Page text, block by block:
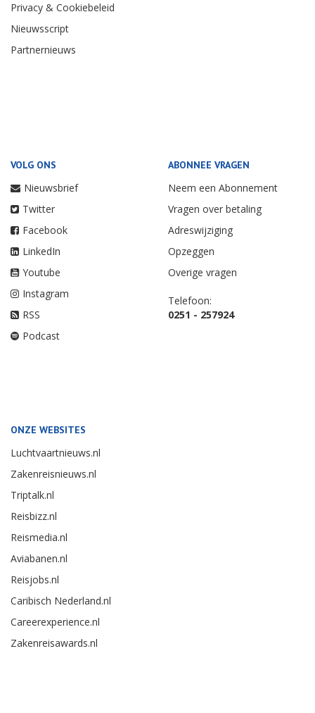
Privacy & Cookiebeleid
Nieuwsscript
Partnernieuws
VOLG ONS
Nieuwsbrief
Twitter
Facebook
LinkedIn
Youtube
Instagram
RSS
Podcast
ABONNEE VRAGEN
Neem een Abonnement
Vragen over betaling
Adreswijziging
Opzeggen
Overige vragen
Telefoon:
0251 - 257924
ONZE WEBSITES
Luchtvaartnieuws.nl
Zakenreisnieuws.nl
Triptalk.nl
Reisbizz.nl
Reismedia.nl
Aviabanen.nl
Reisjobs.nl
Caribisch Nederland.nl
Careerexperience.nl
Zakenreisawards.nl